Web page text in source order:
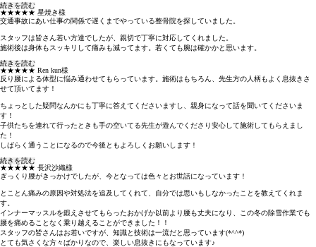
続きを読む
★★★★★ 星焼き様
交通事故にあい仕事の関係で遅くまでやっている整骨院を探していました。
スタッフは皆さん若い方達でしたが、親切で丁寧に対応してくれました。
施術後は身体もスッキリして痛みも減ってます。若くても腕は確かかと思います。
続きを読む
★★★★★ Ren kun様
反り腰による体型に悩み通わせてもらっています。施術はもちろん、先生方の人柄もよく息抜きさ
せて頂いてます！
ちょっとした疑問なんかにも丁寧に答えてくださいますし、親身になって話を聞いてくださいま
す！
子供たちを連れて行ったときも手の空いてる先生が遊んでくださり安心して施術してもらえまし
た！
しばらく通うことになるので今後ともよろしくお願いします！
続きを読む
★★★★★ 長沢沙織様
ぎっくり腰がきっかけでしたが、今となっては色々とお世話になっています！
とことん痛みの原因や対処法を追及してくれて、自分では思いもしなかったことを教えてくれま
す。
インナーマッスルを鍛えさせてもらったおかげか以前より腰も丈夫になり、この冬の除雪作業でも
腰を痛めることなく乗り越えることができました！！
スタッフの皆さんはお若いですが、知識と技術は一流だと思っています(*^^*)
とても気さくな方々ばかりなので、楽しい息抜きにもなっています♪